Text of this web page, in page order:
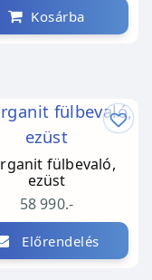
Kosárba
fülbevaló,
ezüst
58 990.-
Előrendelés